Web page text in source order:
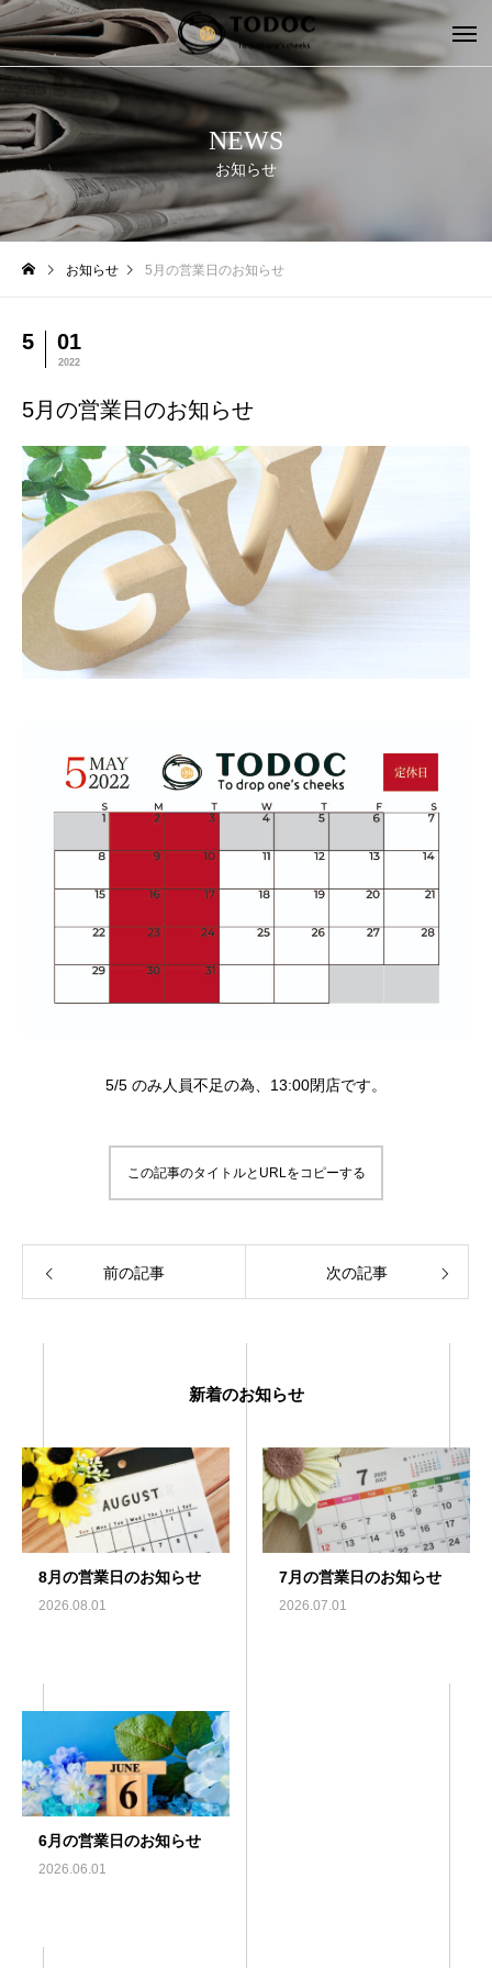
NEWS
お知らせ
お知らせ 5月の営業日のお知らせ
5 01
2022
5月の営業日のお知らせ
5/5 のみ人員不足の為、13:00閉店です。
この記事のタイトルとURLをコピーする
前の記事 次の記事
新着のお知らせ
8月の営業日のお知らせ
2026.08.01
7月の営業日のお知らせ
2026.07.01
6月の営業日のお知らせ
2026.06.01